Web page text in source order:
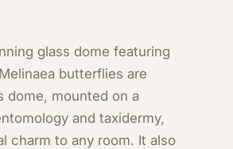
Open media 2 in modal
glass dome featuring
butterflies are
dome, mounted on a
and taxidermy,
charm to any room. It also